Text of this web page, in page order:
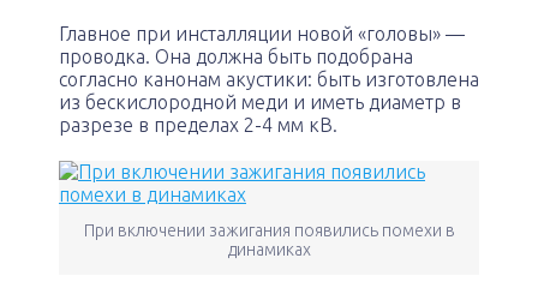
Главное при инсталляции новой «головы» —
проводка. Она должна быть подобрана
согласно канонам акустики: быть изготовлена
из бескислородной меди и иметь диаметр в
разрезе в пределах 2-4 мм кВ.
При включении зажигания появились помехи в
динамиках